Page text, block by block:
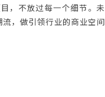
，不放过每一个细节。未
，做引领行业的商业空间